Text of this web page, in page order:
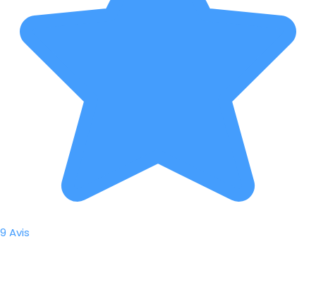
9 Avis